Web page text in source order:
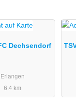
Dechsendorf
Erlangen
6.4 km